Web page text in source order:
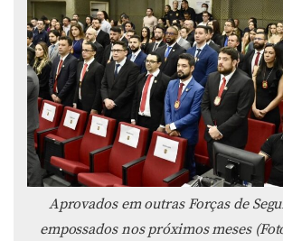
Aprovados em outras Forças de
empossados nos próximos meses